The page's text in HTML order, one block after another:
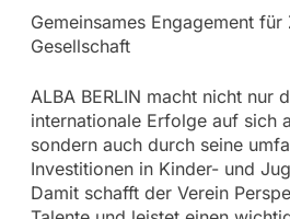
Gemeinsames Engagement für
Gesellschaft
ALBA BERLIN macht nicht nur
internationale Erfolge auf sich
sondern auch durch seine
Investitionen in Kinder- und
Damit schafft der Verein